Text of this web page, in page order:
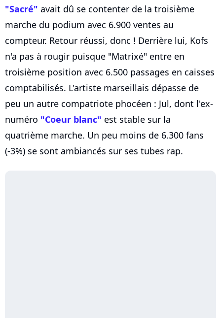
"Sacré" avait dû se contenter de la troisième
marche du podium avec 6.900 ventes au
compteur. Retour réussi, donc ! Derrière lui, Kofs
n'a pas à rougir puisque "Matrixé" entre en
troisième position avec 6.500 passages en caisses
comptabilisés. L'artiste marseillais dépasse de
peu un autre compatriote phocéen : Jul, dont l'ex-
numéro "Coeur blanc" est stable sur la
quatrième marche. Un peu moins de 6.300 fans
(-3%) se sont ambiancés sur ses tubes rap.